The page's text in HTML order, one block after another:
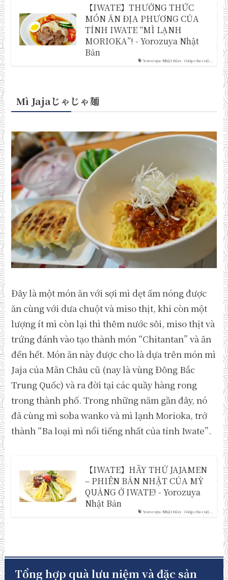
Yorozuya Nhật Bản - Giúp cho cuộ...
【IWATE】THƯỞNG THỨC
MÓN ĂN ĐỊA PHƯƠNG CỦA
TỈNH IWATE “MÌ LẠNH
MORIOKA”! - Yorozuya Nhật
Bản
Mì Jajaじゃじゃ麺
Đây là một món ăn với sợi mì dẹt ấm nóng được
ăn cùng với dưa chuột và miso thịt, khi còn một
lượng ít mì còn lại thì thêm nước sôi, miso thịt và
trứng đánh vào tạo thành món “Chitantan” và ăn
đến hết. Món ăn này được cho là dựa trên món mì
Jaja của Mãn Châu cũ (nay là vùng Đông Bắc
Trung Quốc) và ra đời tại các quầy hàng rong
trong thành phố. Trong những năm gần đây, nó
đã cùng mì soba wanko và mì lạnh Morioka, trở
thành “Ba loại mì nổi tiếng nhất của tỉnh Iwate”.
Yorozuya Nhật Bản - Giúp cho cuộ...
【IWATE】HÃY THỬ JAJAMEN
– PHIÊN BẢN NHẬT CỦA MỲ
QUẢNG Ở IWATE! - Yorozuya
Nhật Bản
Tổng hợp quà lưu niệm và đặc sản